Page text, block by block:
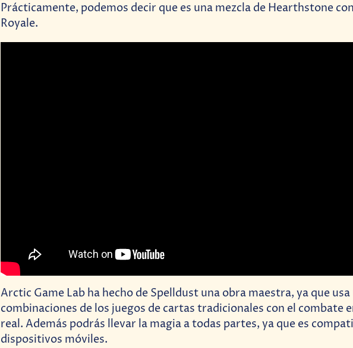
Prácticamente, podemos decir que es una mezcla de Hearthstone
Royale.
Arctic Game Lab ha hecho de Spelldust una obra maestra, ya que usa
combinaciones de los juegos de cartas tradicionales con el combate
real. Además podrás llevar la magia a todas partes, ya que es
dispositivos móviles.